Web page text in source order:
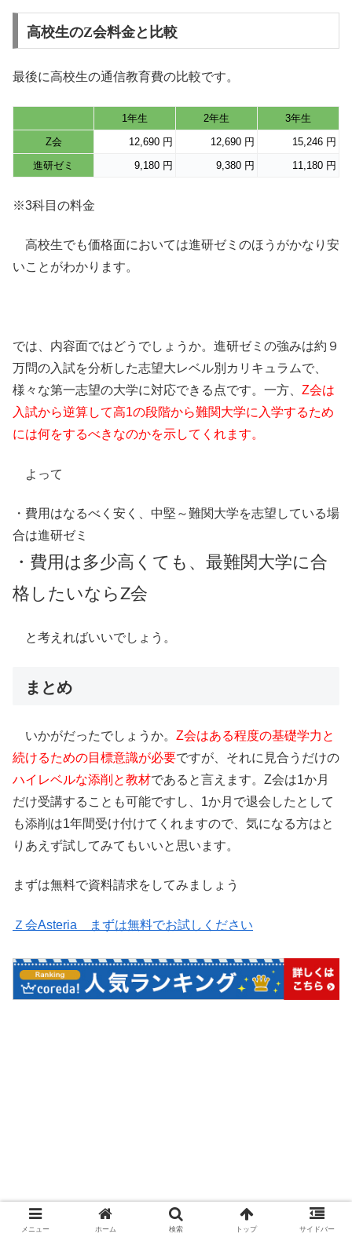
高校生のZ会料金と比較
最後に高校生の通信教育費の比較です。
1年生 2年生
3年生
Z会
12,690 円 12,690 円
15,246 円
進研ゼミ
9,180 円 9,380 円 11,180 円
※3科目の料金
高校生でも価格面においては進研ゼミのほうがかなり安
いことがわかります。
では、内容面ではどうでしょうか。進研ゼミの強みは約９
万問の入試を分析した志望大レベル別カリキュラムで、
様々な第一志望の大学に対応できる点です。一方、 Z会は
入試から逆算して高1の段階から難関大学に入学するため
には何をするべきなのかを示してくれます。
よって
・費用はなるべく安く、中堅～難関大学を志望している場
合は進研ゼミ
・費用は多少高くても、最難関大学に合
格したいならZ会
と考えればいいでしょう。
まとめ
いかがだったでしょうか。 Z会はある程度の基礎学力と
続けるための目標意識が必要ですが、それに見合うだけの
ハイレベルな添削と教材であると言えます。Z会は1か月
だけ受講することも可能ですし、1か月で退会したとして
も添削は1年間受け付けてくれますので、気になる方はと
りあえず試してみてもいいと思います。
まずは無料で資料請求をしてみましょう
Ｚ会Asteria まずは無料でお試しください
メニュー ホーム 検索 トップ サイドバー